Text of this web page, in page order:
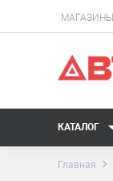
МАГАЗИНЫ
КАТАЛОГ
Главная